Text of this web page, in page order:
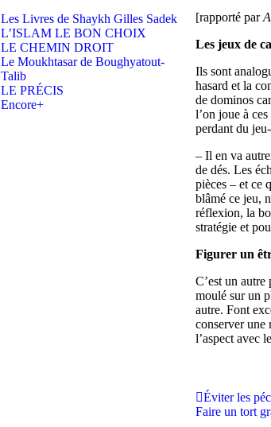
Les Livres de Shaykh Gilles Sadek
L’ISLAM LE BON CHOIX
LE CHEMIN DROIT
Le Moukhtasar de Boughyatout-
Talib
LE PRÉCIS
Encore+
[rapporté parA
Les jeux de
Ils sont
hasard et la
de dominos
l’on joue à
perdant du
– Il en va
de dés. Les
pièces – et ce
blâmé ce jeu,
réflexion, la
stratégie et
Figurer un
C’est un
moulé sur un
autre. Font
conserver une
l’aspect avec
Éviter les
Faire un tort